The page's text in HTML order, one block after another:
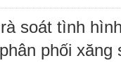
soát tình
phối xăng